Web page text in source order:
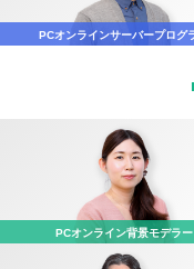
PCオンラインサーバープログ
PCオンライン背景モデラー